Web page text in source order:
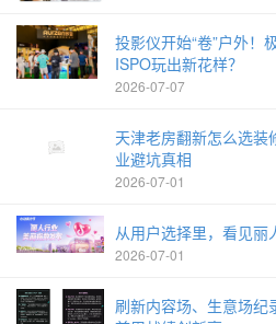
投影仪开始“卷”户外！
ISPO玩出新花样？
2026-07-07
天津老房翻新怎么选
业避坑真相
2026-07-01
从用户选择里，看见
2026-07-01
刷新内容场、生意场纪